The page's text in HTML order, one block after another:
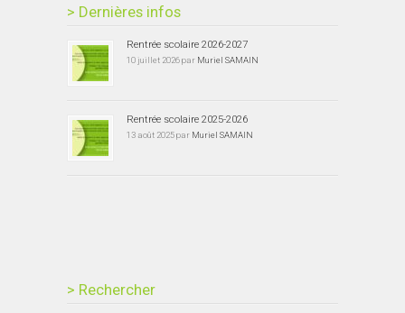
> Dernières infos
Rentrée scolaire 2026-2027
10 juillet 2026 par Muriel SAMAIN
Rentrée scolaire 2025-2026
13 août 2025 par Muriel SAMAIN
> Rechercher